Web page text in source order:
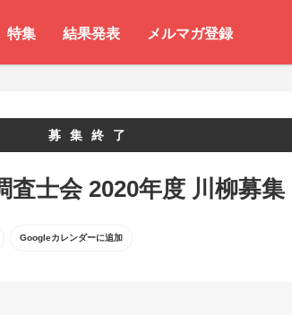
特集 結果発表 メルマガ登録
募集終了
査士会 2020年度 川柳募集
Googleカレンダーに追加